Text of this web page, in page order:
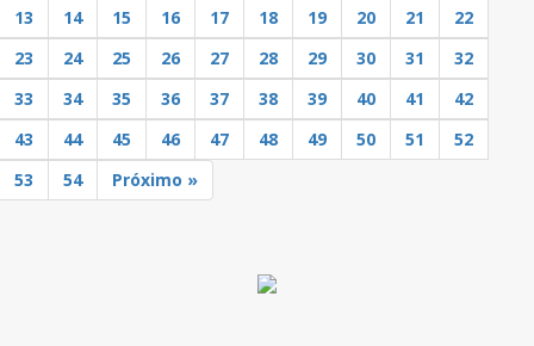
13
14 15 16 17 18 19 20 21
22
23
24 25 26 27 28 29 30 31
32
33
34 35 36 37 38 39 40 41
42
43
44 45 46 47 48 49 50 51
52
53
54 Próximo »